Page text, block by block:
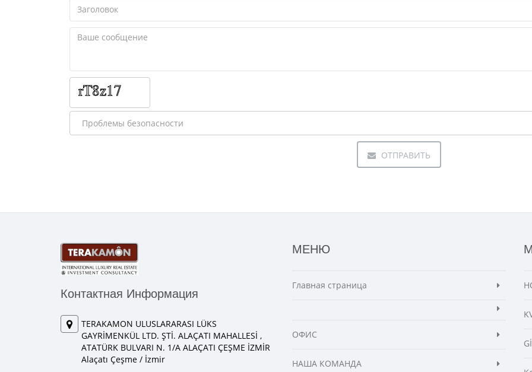
ОТПРАВИТЬ
Контактная Информация
TERAKAMON ULUSLARARASI LÜKS
GAYRİMENKÜL LTD. ŞTİ. ALAÇATI MAHALLESİ ,
ATATÜRK BULVARI N. 1/A ALAÇATI ÇEŞME İZMİR
Alaçatı Çeşme / İzmir
МЕНЮ
Главная страница
ОФИС
НАША КОМАНДА